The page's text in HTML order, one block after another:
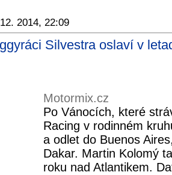
2014, 22:09
Silvestra oslaví v
Motormix.cz
Po Vánocích, které
Racing v rodinném
a odlet do Buenos
Dakar. Martin Kolomý
roku nad Atlantikem.